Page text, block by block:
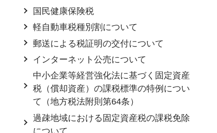
国民健康保険税
軽自動車税種別割について
郵送による税証明の交付について
インターネット公売について
中小企業等経営強化法に基づく固定資産
税（償却資産）の課税標準の特例につい
て（地方税法附則第64条）
過疎地域における固定資産税の課税免除
について